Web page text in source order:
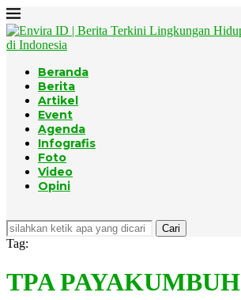
Beranda
Berita
Artikel
Event
Agenda
Infografis
Foto
Video
Opini
Cari
Tag:
TPA PAYAKUMBUH